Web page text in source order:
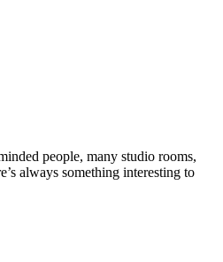
people, many studio rooms,
always something interesting to